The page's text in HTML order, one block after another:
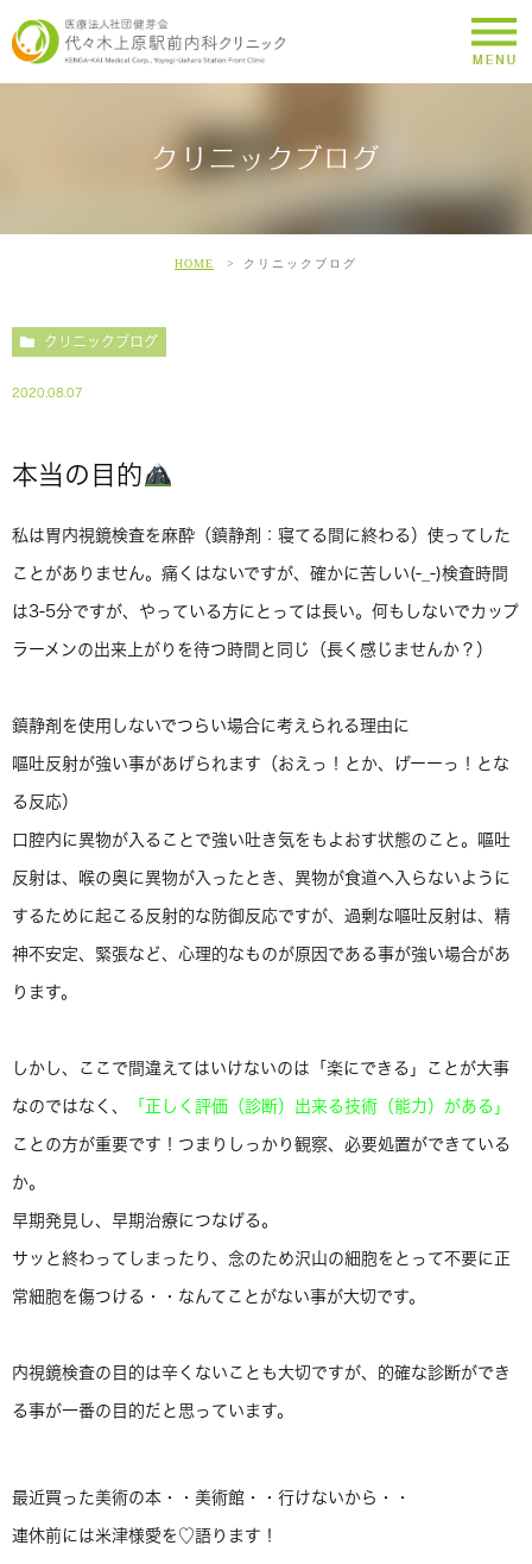
クリニックブログ
HOME クリニックブログ
クリニックブログ
2020.08.07
本当の目的
私は胃内視鏡検査を麻酔（鎮静剤：寝てる間に終わる）使ってした
ことがありません。痛くはないですが、確かに苦しい(-_-)検査時間
は3-5分ですが、やっている方にとっては長い。何もしないでカップ
ラーメンの出来上がりを待つ時間と同じ（長く感じませんか？）
鎮静剤を使用しないでつらい場合に考えられる理由に
嘔吐反射が強い事があげられます（おえっ！とか、げーーっ！とな
る反応）
口腔内に異物が入ることで強い吐き気をもよおす状態のこと。嘔吐
反射は、喉の奥に異物が入ったとき、異物が食道へ入らないように
するために起こる反射的な防御反応ですが、過剰な嘔吐反射は、精
神不安定、緊張など、心理的なものが原因である事が強い場合があ
ります。
しかし、ここで間違えてはいけないのは 「楽にできる」 ことが大事
なのではなく、 「正しく評価（診断）出来る技術（能力）がある」
ことの方が重要です！つまりしっかり観察、必要処置ができている
か。
早期発見し、早期治療につなげる。
サッと終わってしまったり、念のため沢山の細胞をとって不要に正
常細胞を傷つける・・なんてことがない事が大切です。
内視鏡検査の目的は辛くないことも大切ですが、的確な診断ができ
る事が一番の目的だと思っています。
最近買った美術の本・・美術館・・行けないから・・
連休前には米津様愛を♡語ります！